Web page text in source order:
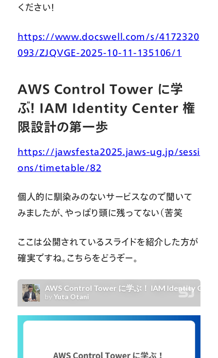
ください！
https://www.docswell.com/s/4172320
093/ZJQVGE-2025-10-11-135106/1
AWS Control Tower に学
ぶ！ IAM Identity Center 権
限設計の第一歩
https://jawsfesta2025.jaws-ug.jp/sessi
ons/timetable/82
個人的に馴染みのないサービスなので聞いて
みましたが、やっぱり頭に残ってない（苦笑
ここは公開されているスライドを紹介した方が
確実ですね。こちらをどうぞー。